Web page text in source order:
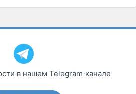
в нашем Telegram‑канале